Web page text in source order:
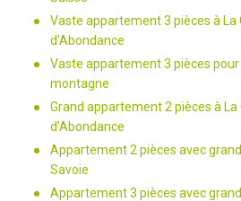
Vaste appartement 3 pièces à La
d'Abondance
Vaste appartement 3 pièces
montagne
Grand appartement 2 pièces à La
d'Abondance
Appartement 2 pièces avec
Savoie
Appartement 3 pièces avec